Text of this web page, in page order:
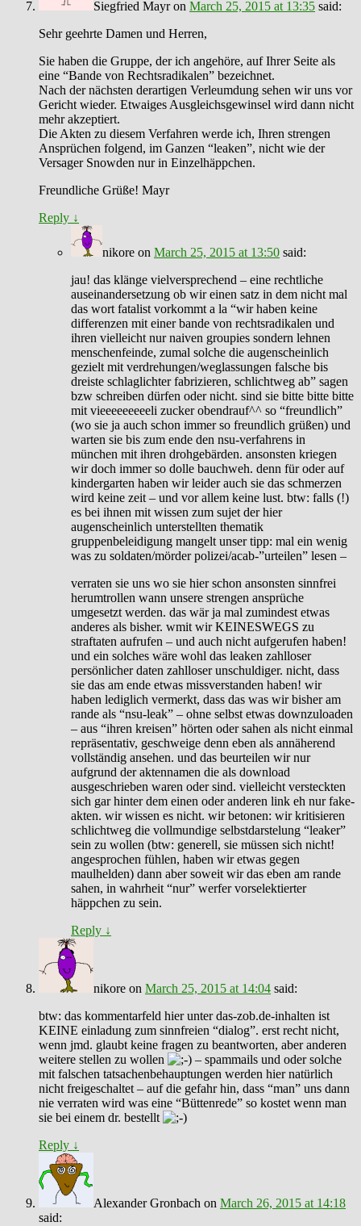
Siegfried Mayron March 25, 2015 at 13:35 said:
Sehr geehrte Damen und Herren,
Sie haben die Gruppe, der ich angehöre, auf Ihrer Seite als
eine “Bande von Rechtsradikalen” bezeichnet.
Nach der nächsten derartigen Verleumdung sehen wir uns vor
Gericht wieder. Etwaiges Ausgleichsgewinsel wird dann nicht
mehr akzeptiert.
Die Akten zu diesem Verfahren werde ich, Ihren strengen
Ansprüchen folgend, im Ganzen “leaken”, nicht wie der
Versager Snowden nur in Einzelhäppchen.
Freundliche Grüße! Mayr
Reply ↓
nikore on March 25, 2015 at 13:50 said:
jau! das klänge vielversprechend – eine rechtliche
auseinandersetzung ob wir einen satz in dem nicht mal
das wort fatalist vorkommt a la “wir haben keine
differenzen mit einer bande von rechtsradikalen und
ihren vielleicht nur naiven groupies sondern lehnen
menschenfeinde, zumal solche die augenscheinlich
gezielt mit verdrehungen/weglassungen falsche bis
dreiste schlaglichter fabrizieren, schlichtweg ab” sagen
bzw schreiben dürfen oder nicht. sind sie bitte bitte bitte
mit vieeeeeeeeeli zucker obendrauf^^ so “freundlich”
(wo sie ja auch schon immer so freundlich grüßen) und
warten sie bis zum ende den nsu-verfahrens in
münchen mit ihren drohgebärden. ansonsten kriegen
wir doch immer so dolle bauchweh. denn für oder auf
kindergarten haben wir leider auch sie das schmerzen
wird keine zeit – und vor allem keine lust. btw: falls (!)
es bei ihnen mit wissen zum sujet der hier
augenscheinlich unterstellten thematik
gruppenbeleidigung mangelt unser tipp: mal ein wenig
was zu soldaten/mörder polizei/acab-”urteilen” lesen –
verraten sie uns wo sie hier schon ansonsten sinnfrei
herumtrollen wann unsere strengen ansprüche
umgesetzt werden. das wär ja mal zumindest etwas
anderes als bisher. wmit wir KEINESWEGS zu
straftaten aufrufen – und auch nicht aufgerufen haben!
und ein solches wäre wohl das leaken zahlloser
persönlicher daten zahlloser unschuldiger. nicht, dass
sie das am ende etwas missverstanden haben! wir
haben lediglich vermerkt, dass das was wir bisher am
rande als “nsu-leak” – ohne selbst etwas downzuloaden
– aus “ihren kreisen” hörten oder sahen als nicht einmal
repräsentativ, geschweige denn eben als annäherend
vollständig ansehen. und das beurteilen wir nur
aufgrund der aktennamen die als download
ausgeschrieben waren oder sind. vielleicht versteckten
sich gar hinter dem einen oder anderen link eh nur fake-
akten. wir wissen es nicht. wir betonen: wir kritisieren
schlichtweg die vollmundige selbstdarstelung “leaker”
sein zu wollen (btw: generell, sie müssen sich nicht!
angesprochen fühlen, haben wir etwas gegen
maulhelden) dann aber soweit wir das eben am rande
sahen, in wahrheit “nur” werfer vorselektierter
häppchen zu sein.
Reply ↓
nikore on March 25, 2015 at 14:04 said:
btw: das kommentarfeld hier unter das-zob.de-inhalten ist
KEINE einladung zum sinnfreien “dialog”. erst recht nicht,
wenn jmd. glaubt keine fragen zu beantworten, aber anderen
weitere stellen zu wollen
– spammails und oder solche
mit falschen tatsachenbehauptungen werden hier natürlich
nicht freigeschaltet – auf die gefahr hin, dass “man” uns dann
nie verraten wird was eine “Büttenrede” so kostet wenn man
sie bei einem dr. bestellt
Reply ↓
Alexander Gronbach on March 26, 2015 at 14:18
said: